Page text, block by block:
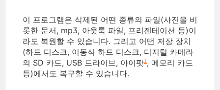
이 프로그램은 삭제된 어떤 종류의 파일(사진을 비
롯한 문서, mp3, 아웃룩 파일, 프리젠테이션 등)이
라도 복원할 수 있습니다. 그리고 어떤 저장 장치
(하드 디스크, 이동식 하드 디스크, 디지털 카메라
의 SD 카드, USB 드라이브, 아이팟1 , 메모리 카드
등)에서도 복구할 수 있습니다.